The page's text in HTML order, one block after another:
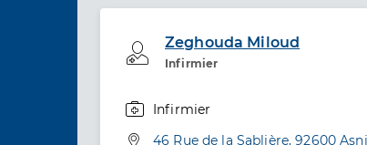
Zeghouda Miloud
Infirmier
Professionel de
Infirmier
Adresse
46 Rue de la Sablière, 92600